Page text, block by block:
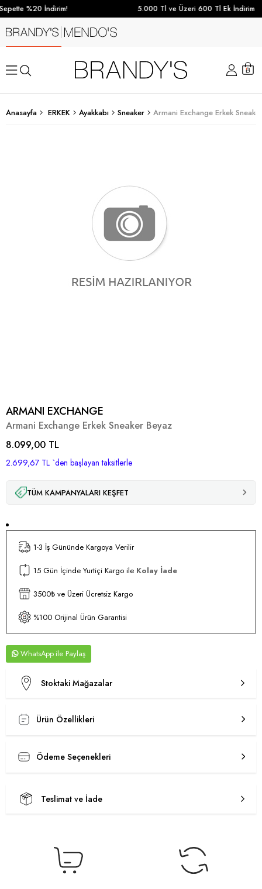
%20 İndirim! 5.000 Tl ve Üzeri 600 Tl Ek İndirim
Anasayfa ERKEK Ayakkabı Sneaker Armani Exchange Erkek
ARMANI EXCHANGE
Armani Exchange Erkek Sneaker Beyaz
8.099,00 TL
2.699,67 TL `den başlayan taksitlerle
TÜM KAMPANYALARI KEŞFET
1-3 İş Gününde Kargoya Verilir
15 Gün İçinde Yurtiçi Kargo ile Kolay İade
3500₺ ve Üzeri Ücretsiz Kargo
%100 Orijinal Ürün Garantisi
WhatsApp
Stoktaki Mağazalar
Ürün Özellikleri
Ödeme Seçenekleri
Teslimat ve İade